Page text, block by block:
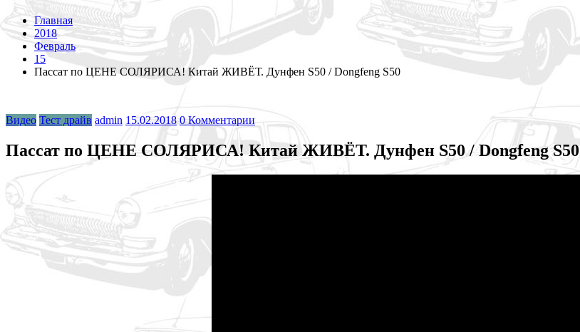
Главная
2018
Февраль
15
Пассат по ЦЕНЕ СОЛЯРИСА! Китай ЖИВЁТ. Дунфен S50 / Dongfeng S50
Видео Тест драйв admin 15.02.2018 0 Комментарии
Пассат по ЦЕНЕ СОЛЯРИСА! Китай ЖИВЁТ. Дунфен S50 / Dongfeng S50